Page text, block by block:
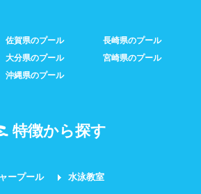
佐賀県のプール
長崎県のプール
大分県のプール
宮崎県のプール
沖縄県のプール
特徴から探す
ープール 水泳教室